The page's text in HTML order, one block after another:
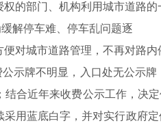
的部门、机构利用城市道路
解停车难、停车乱问题逐
便对城市道路管理，不再对路内
示牌不明显，入口处无公示
；结合近年来收费公示工作，决定
采用蓝底白字 ，并对实行政府